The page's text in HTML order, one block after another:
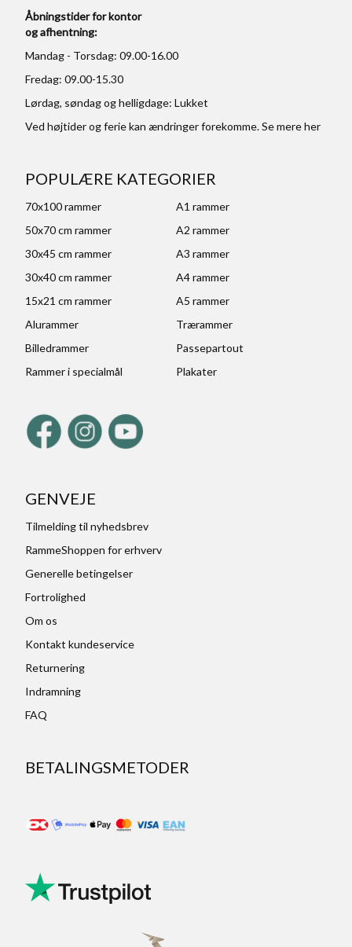
Åbningstider for kontor
og afhentning:
Mandag - Torsdag: 09.00-16.00
Fredag: 09.00-15.30
Lørdag, søndag og helligdage: Lukket
Ved højtider og ferie kan ændringer forekomme. Se mereher
POPULÆRE KATEGORIER
70x100 rammer
A1 rammer
50x70 cm rammer
A2 rammer
30x45 cm rammer
A3 rammer
30x40 cm rammer
A4 rammer
15x21 cm rammer
A5 rammer
Alurammer
Trærammer
Billedrammer
Passepartout
Rammer i specialmål
Plakater
GENVEJE
Tilmelding til nyhedsbrev
RammeShoppen for erhverv
Generelle betingelser
Fortrolighed
Om os
Kontakt kundeservice
Returnering
Indramning
FAQ
BETALINGSMETODER